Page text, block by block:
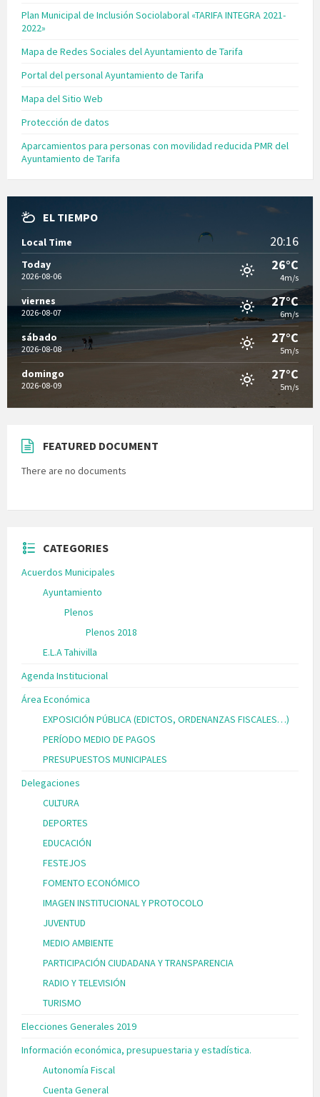
Plan Municipal de Inclusión Sociolaboral «TARIFA INTEGRA 2021-
2022»
Mapa de Redes Sociales del Ayuntamiento de Tarifa
Portal del personal Ayuntamiento de Tarifa
Mapa del Sitio Web
Protección de datos
Aparcamientos para personas con movilidad reducida PMR del
Ayuntamiento de Tarifa
EL TIEMPO
Local Time 20:16
Today
2026-08-06
26°C
4m/s
viernes
2026-08-07
27°C
6m/s
sábado
2026-08-08
27°C
5m/s
domingo
2026-08-09
27°C
5m/s
FEATURED DOCUMENT
There are no documents
CATEGORIES
Acuerdos Municipales
Ayuntamiento
Plenos
Plenos 2018
E.L.A Tahivilla
Agenda Institucional
Área Económica
EXPOSICIÓN PÚBLICA (EDICTOS, ORDENANZAS FISCALES…)
PERÍODO MEDIO DE PAGOS
PRESUPUESTOS MUNICIPALES
Delegaciones
CULTURA
DEPORTES
EDUCACIÓN
FESTEJOS
FOMENTO ECONÓMICO
IMAGEN INSTITUCIONAL Y PROTOCOLO
JUVENTUD
MEDIO AMBIENTE
PARTICIPACIÓN CIUDADANA Y TRANSPARENCIA
RADIO Y TELEVISIÓN
TURISMO
Elecciones Generales 2019
Información económica, presupuestaria y estadística.
Autonomía Fiscal
Cuenta General